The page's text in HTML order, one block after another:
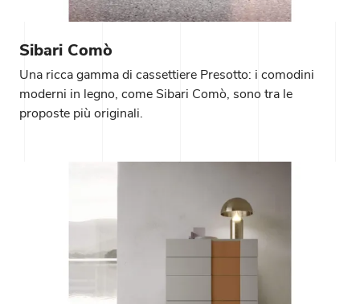
Sibari Comò
Una ricca gamma di cassettiere Presotto: i comodini
moderni in legno, come Sibari Comò, sono tra le
proposte più originali.